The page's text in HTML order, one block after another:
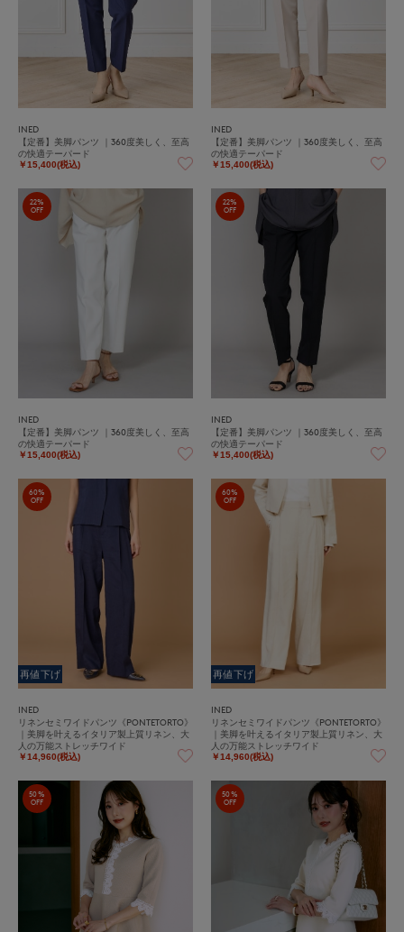
INED
【定番】美脚パンツ ｜360度美しく、至高
の快適テーパード
￥15,400(税込)
INED
【定番】美脚パンツ ｜360度美しく、至高
の快適テーパード
￥15,400(税込)
22%
OFF
INED
【定番】美脚パンツ ｜360度美しく、至高
の快適テーパード
￥15,400(税込)
22%
OFF
INED
【定番】美脚パンツ ｜360度美しく、至高
の快適テーパード
￥15,400(税込)
60%
OFF
再値下げ
INED
リネンセミワイドパンツ《PONTETORTO》
｜美脚を叶えるイタリア製上質リネン、大
人の万能ストレッチワイド
￥14,960(税込)
60%
OFF
再値下げ
INED
リネンセミワイドパンツ《PONTETORTO》
｜美脚を叶えるイタリア製上質リネン、大
人の万能ストレッチワイド
￥14,960(税込)
50%
OFF
50%
OFF